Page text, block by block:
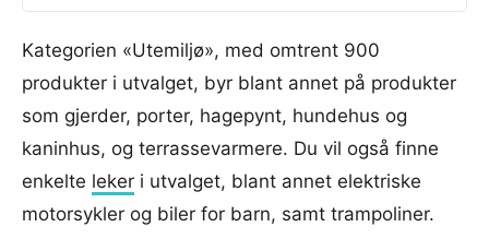
Kategorien «Utemiljø», med omtrent 900
produkter i utvalget, byr blant annet på produkter
som gjerder, porter, hagepynt, hundehus og
kaninhus, og terrassevarmere. Du vil også finne
enkelte leker i utvalget, blant annet elektriske
motorsykler og biler for barn, samt trampoliner.